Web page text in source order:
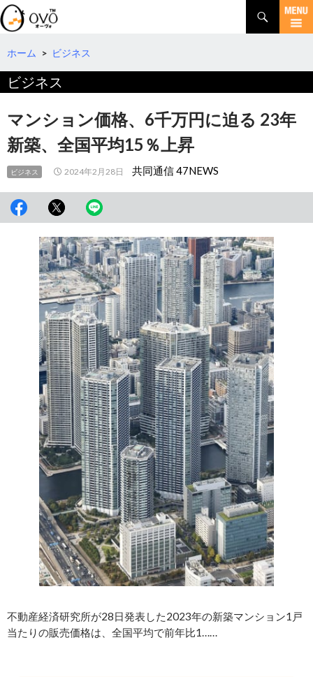
検
索
コ
テ
へ
ホーム > ビジネス
ビジネス
マンション価格、6千万円に迫る 23年
新築、全国平均15％上昇
ビジネス 2024年2月28日 共同通信 47NEWS
不動産経済研究所が28日発表した2023年の新築マンション1戸
当たりの販売価格は、全国平均で前年比1……